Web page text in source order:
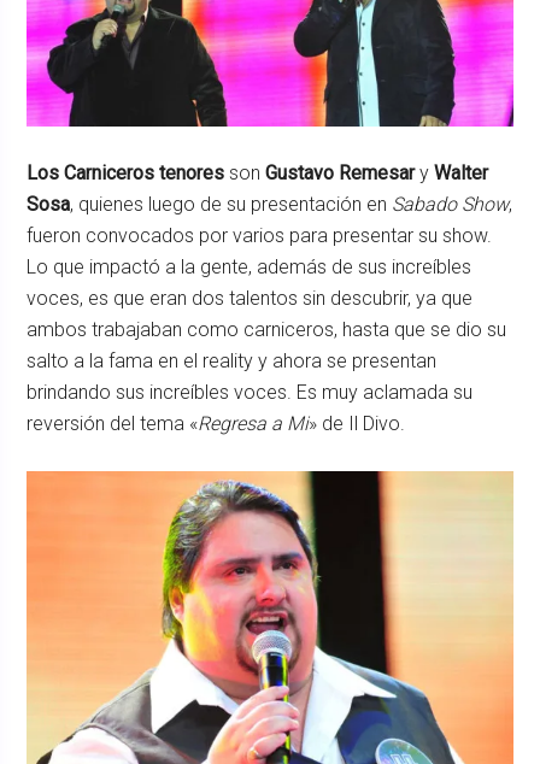
Los Carniceros tenores sonGustavo RemesaryWalter
Sosa, quienes luego de su presentación en Sabado Show,
fueron convocados por varios para presentar su show.
Lo que impactó a la gente, además de sus increíbles
voces, es que eran dos talentos sin descubrir, ya que
ambos trabajaban como carniceros, hasta que se dio su
salto a la fama en el reality y ahora se presentan
brindando sus increíbles voces. Es muy aclamada su
reversión del tema «Regresa a Mi» de Il Divo.